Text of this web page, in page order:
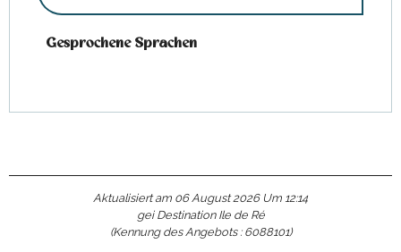
Gesprochene Sprachen
Gesprochene Sprachen
Aktualisiert am 06 August 2026 Um 12:14
gei Destination Ile de Ré
(Kennung des Angebots : 6088101)